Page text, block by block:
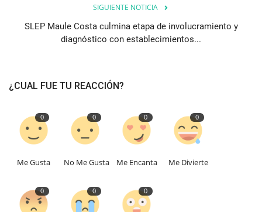
SIGUIENTE NOTICIA
SLEP Maule Costa culmina etapa de involucramiento y
diagnóstico con establecimientos...
¿CUAL FUE TU REACCIÓN?
0
Me Gusta
0
No Me Gusta
0
Me Encanta
0
Me Divierte
0 0 0